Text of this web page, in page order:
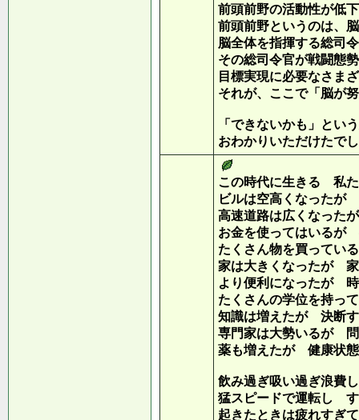
前頭前野の活動性が低
前頭前野というのは、
脳全体を指揮する総司
その総司令官が戦闘態
目標実現に必要なさま
それが、ここで「脳が
「できないかも」とい
おわかりいただけたで
この時代に生きる 私
ビルは空高くなったが
高速道路は広くなった
お金を使ってはいるが
たくさん物を買ってい
家は大きくなったが
より便利になったが
たくさんの学位を持っ
知識は増えたが 決断
専門家は大勢いるが
薬も増えたが 健康状
飲み過ぎ吸い過ぎ浪費
猛スピードで運転し
起きたときは疲れすぎ